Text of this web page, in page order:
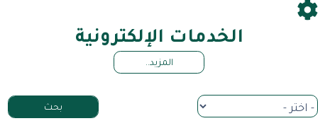
الخدمات الإلكترونية
المزيد..